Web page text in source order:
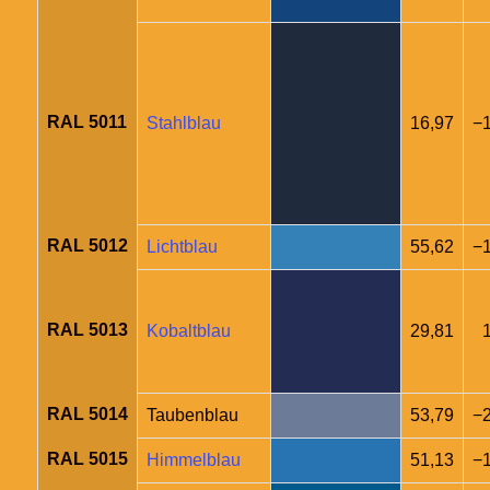
RAL 5011 Stahlblau 16,97
RAL 5012 Lichtblau 55,62
RAL 5013 Kobaltblau 29,81
RAL 5014 Taubenblau 53,79
RAL 5015 Himmelblau 51,13